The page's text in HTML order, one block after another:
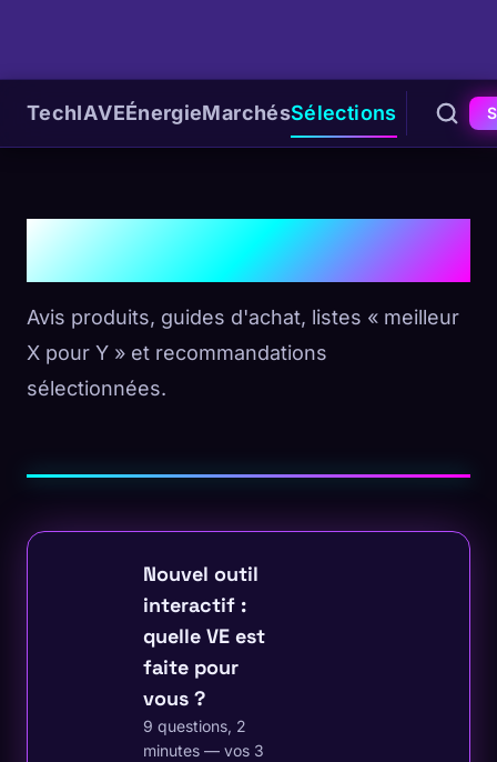
TechIAVEÉnergieMarchésSélections
Sélections & Avis
Avis produits, guides d'achat, listes « meilleur
X pour Y » et recommandations
sélectionnées.
Nouvel outil
interactif :
quelle VE est
faite pour
vous ?
9 questions, 2
minutes — vos 3